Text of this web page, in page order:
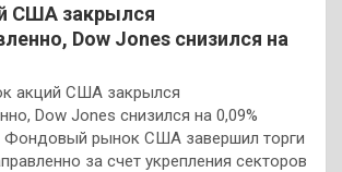
США закрылся
Dow Jones снизился на
акций США закрылся
Dow Jones снизился на 0,09%
Фондовый рынок США завершил торги
за счет укрепления секторов